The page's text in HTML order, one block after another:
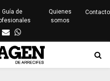
Guía de
Quienes
somos
Contacto
EmailWhatsapp